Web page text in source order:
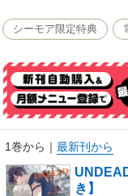
突然身に降りかかった不
一方、幼い頃から光を
荒廃した土地で愛を掴め
※本コンテンツには、コ
シーモア限定特典
1巻から ｜ 最新刊から
き】